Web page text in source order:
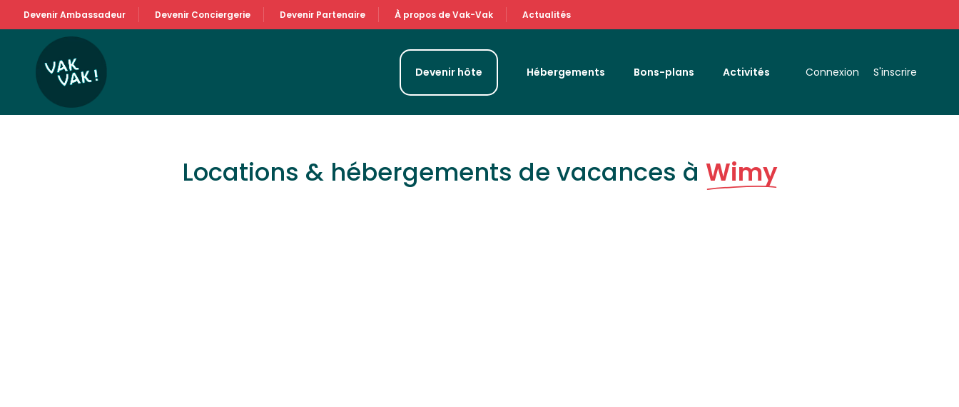
Devenir Ambassadeur Devenir Conciergerie Devenir Partenaire À propos de Vak-Vak Actualités
Devenir hôte Hébergements Bons-plans Activités Connexion S'inscrire
Locations & hébergements de vacances à Wimy